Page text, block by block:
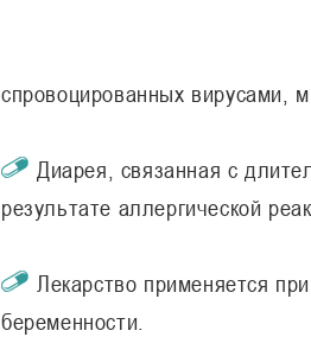
спровоцированных вирусами,
Диарея, связанная с
результате аллергической
Лекарство применяется
беременности.